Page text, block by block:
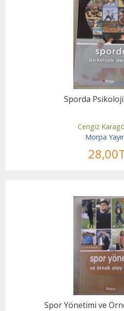
Sporda
Cengiz
Morpa
28,00
Spor Yönetimi ve